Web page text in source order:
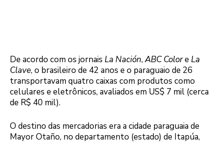
De acordo com os jornais La Nación,ABC Colore La
Clave, o brasileiro de 42 anos e o paraguaio de 26
transportavam quatro caixas com produtos como
celulares e eletrônicos, avaliados em US$ 7 mil (cerca
de R$ 40 mil).
O destino das mercadorias era a cidade paraguaia de
Mayor Otaño, no departamento (estado) de Itapúa,